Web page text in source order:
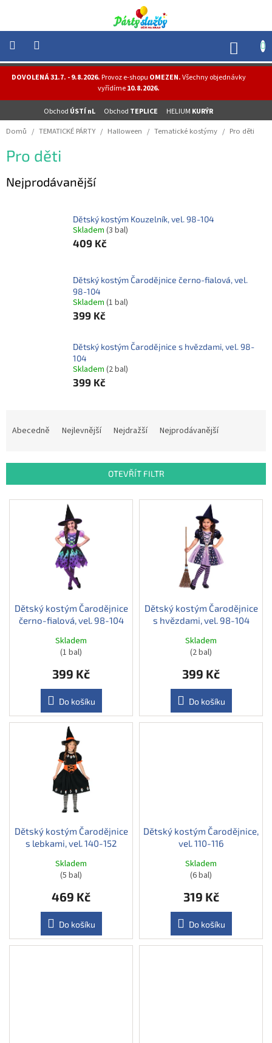
obsah
DOVOLENÁ 31.7. - 9.8.2026.Provoz e-shopu OMEZEN.Všechny objednávky
vyřídíme10.8.2026.
Obchod ÚSTÍ nL Obchod TEPLICE HELIUM KURÝR
NOVINKY
HELIUM
PÁRTY
Domů / TEMATICKÉ PÁRTY / Halloween / Tematické kostýmy / Pro děti
Pro děti
Nejprodávanější
Dětský kostým Kouzelník, vel. 98-104
Skladem (3 bal)
409 Kč
Dětský kostým Čarodějnice černo-fialová, vel.
98-104
Skladem (1 bal)
399 Kč
Dětský kostým Čarodějnice s hvězdami, vel. 98-
104
Skladem (2 bal)
399 Kč
í
p
Abecedně Nejlevnější Nejdražší Nejprodávanější
OTEVŘÍT FILTR
V
Dětský kostým Čarodějnice
černo-fialová, vel. 98-104
Skladem
(1 bal)
399 Kč
Do košíku
Dětský kostým Čarodějnice
s hvězdami, vel. 98-104
Skladem
(2 bal)
399 Kč
Do košíku
Dětský kostým Čarodějnice
s lebkami, vel. 140-152
Skladem
(5 bal)
469 Kč
Do košíku
Dětský kostým Čarodějnice,
vel. 110-116
Skladem
(6 bal)
319 Kč
Do košíku